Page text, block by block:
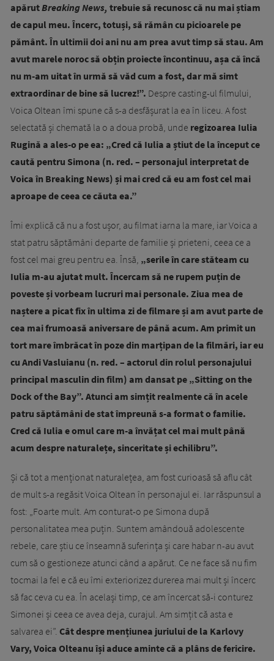
apărutBreaking News, trebuie să recunosc că nu mai știam
de capul meu. Încerc, totuși, să rămân cu picioarele pe
pământ. În ultimii doi ani nu am prea avut timp să stau. Am
avut marele noroc să obțin proiecte încontinuu, așa că încă
nu m-am uitat în urmă să văd cum a fost, dar mă simt
extraordinar de bine să lucrez!”. Despre casting-ul filmului,
Voica Oltean îmi spune că s-a desfășurat la ea în liceu. A fost
selectată și chemată la o a doua probă, unde regizoarea Iulia
Rugină a ales-o pe ea: „Cred că Iulia a știut de la început ce
caută pentru Simona (n. red. – personajul interpretat de
Voica în Breaking News) și mai cred că eu am fost cel mai
aproape de ceea ce căuta ea.”
Îmi explică că nu a fost ușor, au filmat iarna la mare, iar Voica a
stat patru săptămâni departe de familie și prieteni, ceea ce a
fost cel mai greu pentru ea. Însă, „serile în care stăteam cu
Iulia m-au ajutat mult. Încercam să ne rupem puțin de
poveste și vorbeam lucruri mai personale. Ziua mea de
naștere a picat fix în ultima zi de filmare și am avut parte de
cea mai frumoasă aniversare de până acum. Am primit un
tort mare îmbrăcat în poze din marțipan de la filmări, iar eu
cu Andi Vasluianu (n. red. – actorul din rolul personajului
principal masculin din film) am dansat pe „Sitting on the
Dock of the Bay”. Atunci am simțit realmente că în acele
patru săptămâni de stat împreună s-a format o familie.
Cred că Iulia e omul care m-a învățat cel mai mult până
acum despre naturalețe, sinceritate și echilibru”.
Și că tot a menționat naturalețea, am fost curioasă să aflu cât
de mult s-a regăsit Voica Oltean în personajul ei. Iar răspunsul a
fost: „Foarte mult. Am conturat-o pe Simona după
personalitatea mea puțin. Suntem amândouă adolescente
rebele, care știu ce înseamnă suferința și care habar n-au avut
cum să o gestioneze atunci când a apărut. Ce ne face să nu fim
tocmai la fel e că eu îmi exteriorizez durerea mai mult și încerc
să fac ceva cu ea. În același timp, ce am încercat să-i conturez
Simonei și ceea ce avea deja, curajul. Am simțit că asta e
salvarea ei”. Cât despre mențiunea juriului de la Karlovy
Vary, Voica Olteanu își aduce aminte că a plâns de fericire.